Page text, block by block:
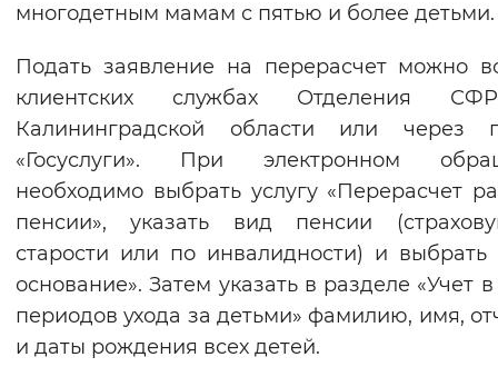
многодетным мамам с пятью и более детьми.
Подать заявление на перерасчет можно
клиентских службах Отделения
Калининградской области или через
«Госуслуги». При электронном
необходимо выбрать услугу «Перерасчет
пенсии», указать вид пенсии
старости или по инвалидности) и выбрать
основание». Затем указать в разделе «Учет
периодов ухода за детьми» фамилию, имя,
и даты рождения всех детей.